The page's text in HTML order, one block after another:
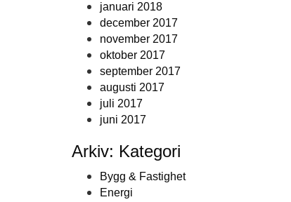
januari 2018
december 2017
november 2017
oktober 2017
september 2017
augusti 2017
juli 2017
juni 2017
Arkiv: Kategori
Bygg & Fastighet
Energi